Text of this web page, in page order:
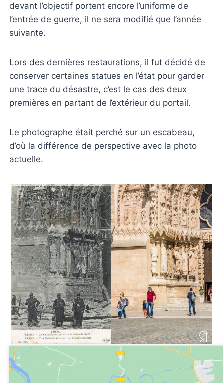
devant l’objectif portent encore l’uniforme de
l’entrée de guerre, il ne sera modifié que l’année
suivante.
Lors des dernières restaurations, il fut décidé de
conserver certaines statues en l’état pour garder
une trace du désastre, c’est le cas des deux
premières en partant de l’extérieur du portail.
Le photographe était perché sur un escabeau,
d’où la différence de perspective avec la photo
actuelle.